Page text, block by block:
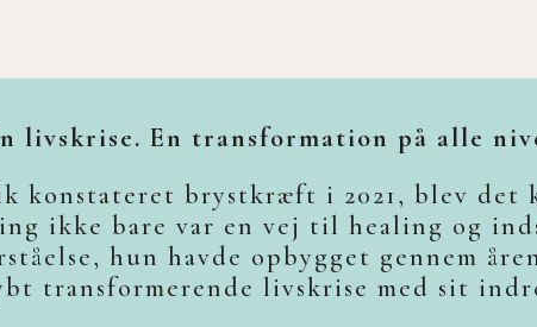
livskrise. En transformation på alle
konstateret brystkræft i 2021, blev det
ikke bare var en vej til healing og
hun havde opbygget gennem
transformerende livskrise med sit